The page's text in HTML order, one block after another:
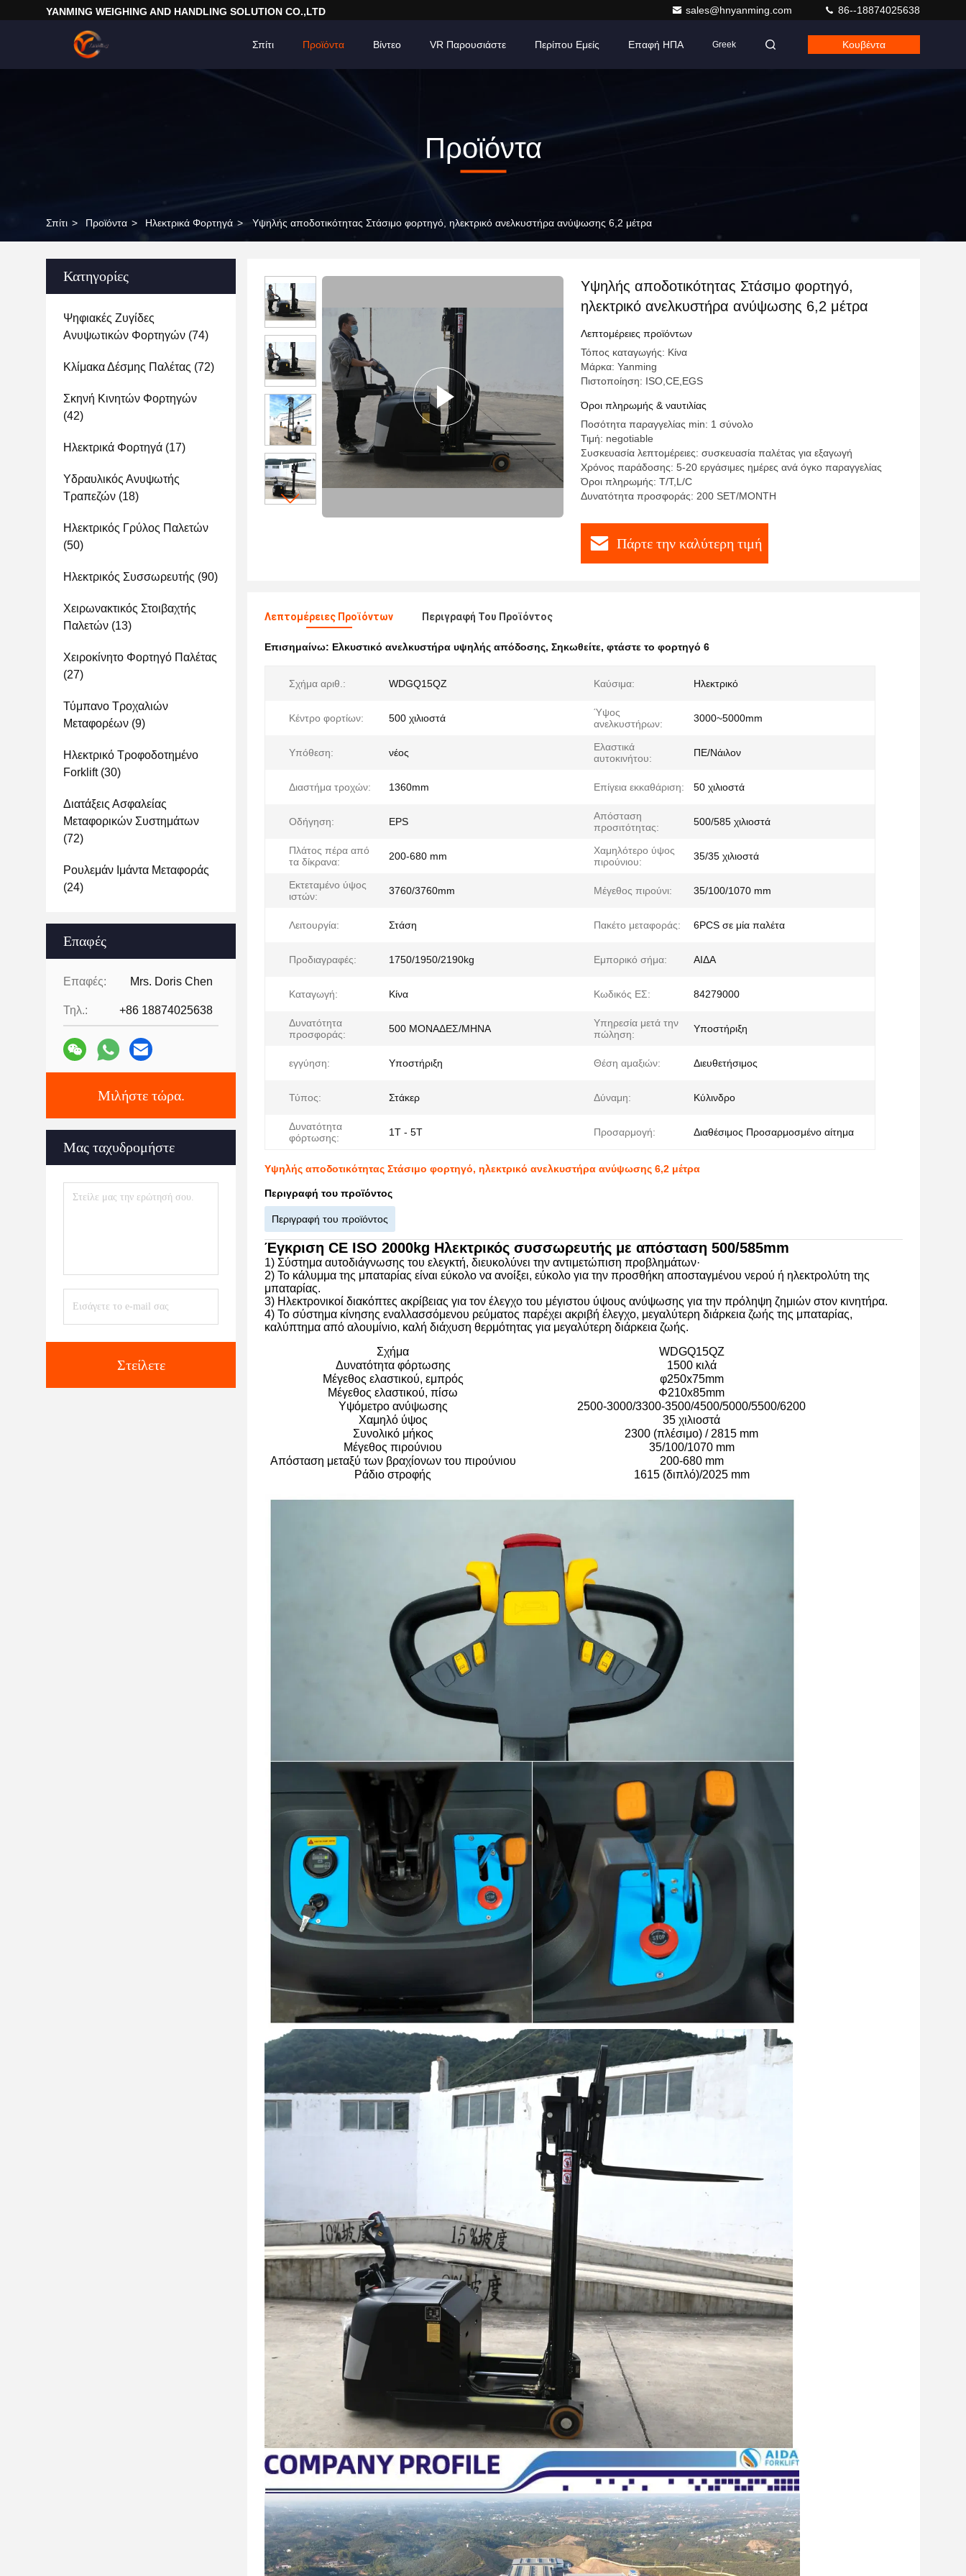
YANMING WEIGHING AND HANDLING SOLUTION CO.,LTD sales@hnyanming.com 86--18874025638
Σπίτι Προϊόντα Βίντεο VR Παρουσιάστε Περίπου Εμείς Επαφή ΗΠΑ Greek Κουβέντα
Προϊόντα
Σπίτι > Προϊόντα > Ηλεκτρικά Φορτηγά > Υψηλής αποδοτικότητας Στάσιμο φορτηγό, ηλεκτρικό ανελκυστήρα ανύψωσης 6,2 μέτρα
Κατηγορίες
Ψηφιακές Ζυγίδες
Ανυψωτικών Φορτηγών (74)
Κλίμακα Δέσμης Παλέτας (72)
Σκηνή Κινητών Φορτηγών
(42)
Ηλεκτρικά Φορτηγά (17)
Υδραυλικός Ανυψωτής
Τραπεζών (18)
Ηλεκτρικός Γρύλος Παλετών
(50)
Ηλεκτρικός Συσσωρευτής (90)
Χειρωνακτικός Στοιβαχτής
Παλετών (13)
Χειροκίνητο Φορτηγό Παλέτας
(27)
Τύμπανο Τροχαλιών
Μεταφορέων (9)
Ηλεκτρικό Τροφοδοτημένο
Forklift(30)
Διατάξεις Ασφαλείας
Μεταφορικών Συστημάτων
(72)
Ρουλεμάν Ιμάντα Μεταφοράς
(24)
Επαφές
Επαφές: Mrs. Doris Chen
Τηλ.: +86 18874025638
Μιλήστε τώρα.
Μας ταχυδρομήστε
Στείλετε
Υψηλής αποδοτικότητας Στάσιμο φορτηγό,
ηλεκτρικό ανελκυστήρα ανύψωσης 6,2 μέτρα
Λεπτομέρειες προϊόντων
Τόπος καταγωγής: Κίνα
Μάρκα: Yanming
Πιστοποίηση: ISO,CE,EGS
Όροι πληρωμής & ναυτιλίας
Ποσότητα παραγγελίας min: 1 σύνολο
Τιμή: negotiable
Συσκευασία λεπτομέρειες: συσκευασία παλέτας για εξαγωγή
Χρόνος παράδοσης: 5-20 εργάσιμες ημέρες ανά όγκο παραγγελίας
Όροι πληρωμής: T/T,L/C
Δυνατότητα προσφοράς: 200 SET/MONTH
Πάρτε την καλύτερη τιμή
Λεπτομέρειες Προϊόντων Περιγραφή Του Προϊόντος
Επισημαίνω: Ελκυστικό ανελκυστήρα υψηλής απόδοσης, Σηκωθείτε, φτάστε το φορτηγό 6
Σχήμα αριθ.: WDGQ15QZ Καύσιμα: Ηλεκτρικό
Κέντρο φορτίων: 500 χιλιοστά
Ύψος
ανελκυστήρων:
3000~5000mm
Υπόθεση: νέος
Ελαστικά
αυτοκινήτου:
ΠΕ/Νάιλον
Διαστήμα τροχών: 1360mm Επίγεια εκκαθάριση: 50 χιλιοστά
Οδήγηση: EPS
Απόσταση
προσιτότητας:
500/585 χιλιοστά
Πλάτος πέρα από
τα δίκρανα:
200-680 mm
Χαμηλότερο ύψος
πιρούνιου:
35/35 χιλιοστά
Εκτεταμένο ύψος
ιστών:
3760/3760mm Μέγεθος πιρούνι: 35/100/1070 mm
Λειτουργία: Στάση Πακέτο μεταφοράς: 6PCS σε μία παλέτα
Προδιαγραφές: 1750/1950/2190kg Εμπορικό σήμα: ΑΙΔΑ
Καταγωγή: Κίνα Κωδικός ΕΣ: 84279000
Δυνατότητα
προσφοράς:
500 ΜΟΝΑΔΕΣ/ΜΗΝΑ
Υπηρεσία μετά την
πώληση:
Υποστήριξη
εγγύηση: Υποστήριξη Θέση αμαξιών: Διευθετήσιμος
Τύπος: Στάκερ Δύναμη: Κύλινδρο
Δυνατότητα
φόρτωσης:
1Τ - 5Τ Προσαρμογή: Διαθέσιμος Προσαρμοσμένο αίτημα
Υψηλής αποδοτικότητας Στάσιμο φορτηγό, ηλεκτρικό ανελκυστήρα ανύψωσης 6,2 μέτρα
Περιγραφή του προϊόντος
Περιγραφή του προϊόντος
Έγκριση CE ISO 2000kg Ηλεκτρικός συσσωρευτής με απόσταση 500/585mm
1) Σύστημα αυτοδιάγνωσης του ελεγκτή, διευκολύνει την αντιμετώπιση προβλημάτων·
2) Το κάλυμμα της μπαταρίας είναι εύκολο να ανοίξει, εύκολο για την προσθήκη αποσταγμένου νερού ή ηλεκτρολύτη της
μπαταρίας.
3) Ηλεκτρονικοί διακόπτες ακρίβειας για τον έλεγχο του μέγιστου ύψους ανύψωσης για την πρόληψη ζημιών στον κινητήρα.
4) Το σύστημα κίνησης εναλλασσόμενου ρεύματος παρέχει ακριβή έλεγχο, μεγαλύτερη διάρκεια ζωής της μπαταρίας,
καλύπτημα από αλουμίνιο, καλή διάχυση θερμότητας για μεγαλύτερη διάρκεια ζωής.
Σχήμα
WDGQ15QZ
Δυνατότητα φόρτωσης
1500 κιλά
Μέγεθος ελαστικού, εμπρός
φ250x75mm
Μέγεθος ελαστικού, πίσω
Φ210x85mm
Υψόμετρο ανύψωσης
2500-3000/3300-3500/4500/5000/5500/6200
Χαμηλό ύψος
35 χιλιοστά
Συνολικό μήκος
2300 (πλέσιμο) / 2815 mm
Μέγεθος πιρούνιου
35/100/1070 mm
Απόσταση μεταξύ των βραχίονων του πιρούνιου
200-680 mm
Ράδιο στροφής
1615 (διπλό)/2025 mm